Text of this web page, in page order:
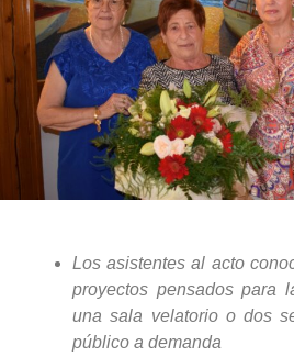
Los asistentes al acto
proyectos pensados para
una sala velatorio o dos
público a demanda